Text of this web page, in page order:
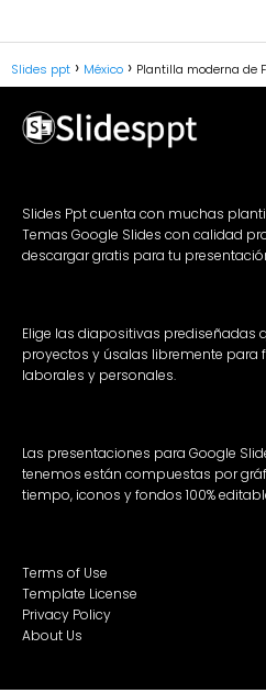
Slides ppt México Plantilla moderna de
Slides Ppt cuenta con muchas
Temas Google Slides con calidad
descargar gratis para tu
Elige las diapositivas prediseñadas
proyectos y úsalas libremente para
laborales y personales.
Las presentaciones para Google
tenemos están compuestas por
tiempo, iconos y fondos 100%
Terms of Use
Template License
Privacy Policy
About Us